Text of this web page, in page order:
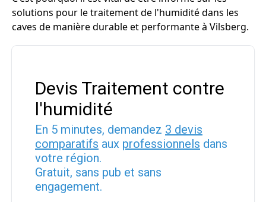
solutions pour le traitement de l'humidité dans les
caves de manière durable et performante à Vilsberg.
Devis Traitement contre
l'humidité
En 5 minutes, demandez 3 devis
comparatifs aux professionnels dans
votre région.
Gratuit, sans pub et sans
engagement.